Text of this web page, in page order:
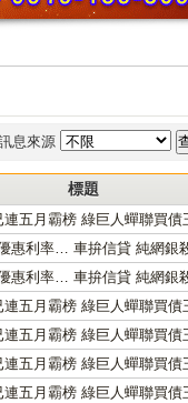
息來源
標題
五月霸榜 綠巨人蟬聯買債
惠利率… 車拚信貸 純網銀
惠利率… 車拚信貸 純網銀
五月霸榜 綠巨人蟬聯買債
五月霸榜 綠巨人蟬聯買債
五月霸榜 綠巨人蟬聯買債
五月霸榜 綠巨人蟬聯買債